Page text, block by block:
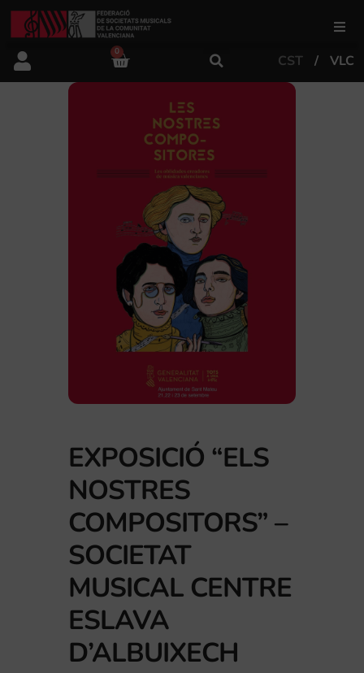
FSMCV
0
CST VLC
EXPOSICIÓ “ELS
NOSTRES
COMPOSITORS” –
SOCIETAT
MUSICAL CENTRE
ESLAVA
D’ALBUIXECH